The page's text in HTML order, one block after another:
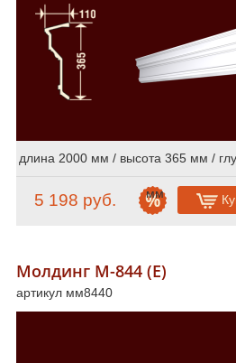
длина 2000 мм / высота 365 мм /
мм
5 198 руб.
Молдинг М-844 (Е)
артикул мм8440